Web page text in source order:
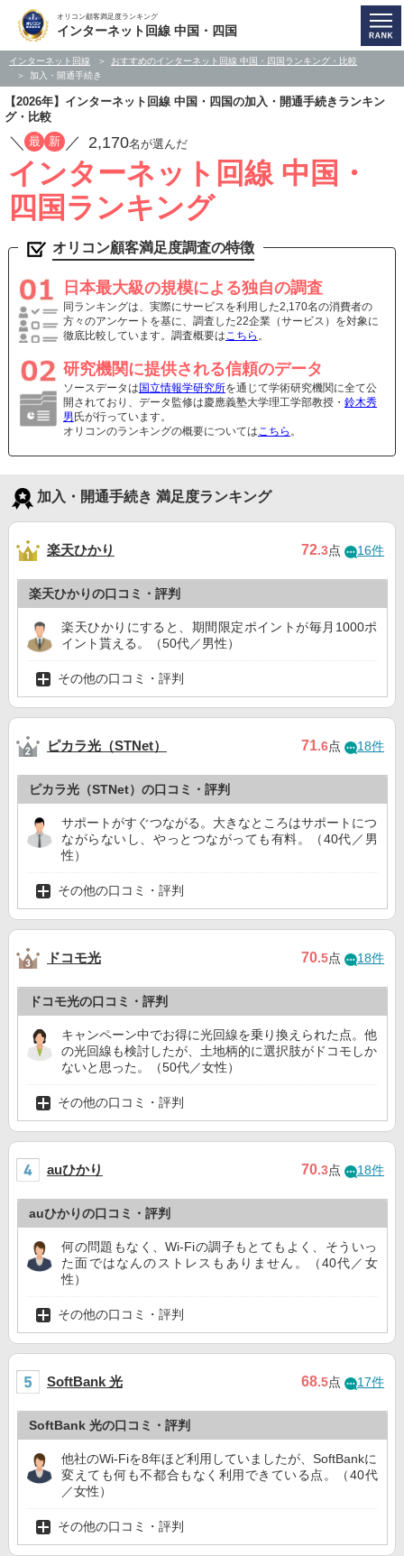
オリコン顧客満足度ランキング
インターネット回線 中国・四国
インターネット回線
おすすめのインターネット回線 中国・四国ランキング・比較
加入・開通手続き
【2026年】インターネット回線 中国・四国の加入・開通手続きランキン
グ・比較
／ 最 新 ／ 2,170名が選んだ
インターネット回線 中国・
四国ランキング
オリコン顧客満足度調査の特徴
日本最大級の規模による独自の調査
同ランキングは、実際にサービスを利用した2,170名の消費者の
方々のアンケートを基に、調査した22企業（サービス）を対象に
徹底比較しています。調査概要はこちら 。
研究機関に提供される信頼のデータ
ソースデータは 国立情報学研究所を通じて学術研究機関に全て公
開されており、データ監修は慶應義塾大学理工学部教授・ 鈴木秀
男 氏が行っています。
オリコンのランキングの概要についてはこちら 。
加入・開通手続き 満足度ランキング
楽天ひかり 72.3点 16件
楽天ひかりの口コミ・評判
楽天ひかりにすると、期間限定ポイントが毎月1000ポ
イント貰える。（50代／男性）
その他の口コミ・評判
ピカラ光（STNet） 71.6点 18件
ピカラ光（STNet）の口コミ・評判
サポートがすぐつながる。大きなところはサポートにつ
ながらないし、やっとつながっても有料。（40代／男
性）
その他の口コミ・評判
ドコモ光 70.5点 18件
ドコモ光の口コミ・評判
キャンペーン中でお得に光回線を乗り換えられた点。他
の光回線も検討したが、土地柄的に選択肢がドコモしか
ないと思った。（50代／女性）
その他の口コミ・評判
auひかり 70.3点 18件
auひかりの口コミ・評判
何の問題もなく、Wi-Fiの調子もとてもよく、そういっ
た面ではなんのストレスもありません。（40代／女
性）
その他の口コミ・評判
SoftBank 光 68.5点 17件
SoftBank 光の口コミ・評判
他社のWi-Fiを8年ほど利用していましたが、SoftBankに
変えても何も不都合もなく利用できている点。（40代
／女性）
その他の口コミ・評判